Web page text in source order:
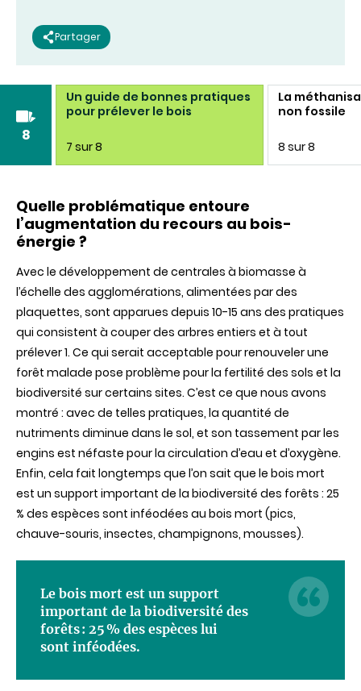
Partager
8
Un guide de bonnes pratiques
pour prélever le bois
7 sur 8
La
non fossile
8 sur 8
Quelle problématique entoure
l’augmentation du recours au bois-
énergie ?
Avec le développement de centrales à biomasse à
l’échelle des agglomérations, alimentées par des
plaquettes, sont apparues depuis 10-15 ans des pratiques
qui consistent à couper des arbres entiers et à tout
prélever 1. Ce qui serait acceptable pour renouveler une
forêt malade pose problème pour la fertilité des sols et la
biodiversité sur certains sites. C’est ce que nous avons
montré : avec de telles pratiques, la quantité de
nutriments diminue dans le sol, et son tassement par les
engins est néfaste pour la circulation d’eau et d’oxygène.
Enfin, cela fait longtemps que l’on sait que le bois mort
est un support important de la biodiversité des forêts : 25
% des espèces sont inféodées au bois mort (pics,
chauve-souris, insectes, champignons, mousses).
Le bois mort est un support
important de la biodiversité des
forêts : 25 % des espèces lui
sont inféodées.